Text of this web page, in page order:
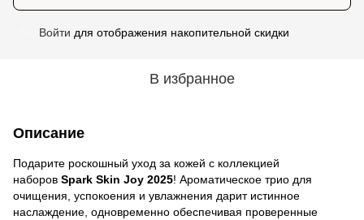
Войти для отображения накопительной скидки
В избранное
Описание
Подарите роскошный уход за кожей с коллекцией
наборов Spark Skin Joy 2025! Ароматическое трио для
очищения, успокоения и увлажнения дарит истинное
наслаждение, одновременно обеспечивая проверенные